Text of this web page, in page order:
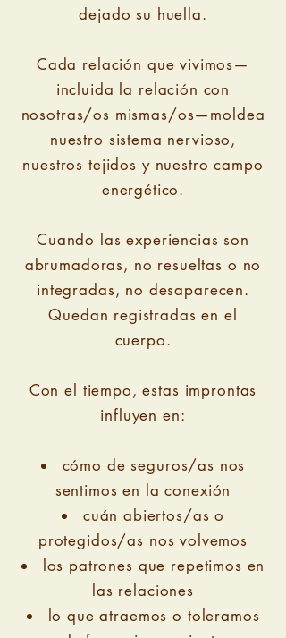
dejado su huella.
Cada relación que vivimos—
incluida la relación con
nosotras/os mismas/os—moldea
nuestro sistema nervioso,
nuestros tejidos y nuestro campo
energético.
Cuando las experiencias son
abrumadoras, no resueltas o no
integradas, no desaparecen.
Quedan registradas en el
cuerpo.
Con el tiempo, estas improntas
influyen en:
cómo de seguros/as nos
sentimos en la conexión
cuán abiertos/as o
protegidos/as nos volvemos
los patrones que repetimos en
las relaciones
lo que atraemos o toleramos